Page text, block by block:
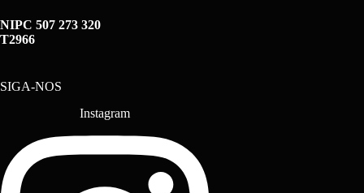
NIPC 507 273 320
T2966
SIGA-NOS
Instagram